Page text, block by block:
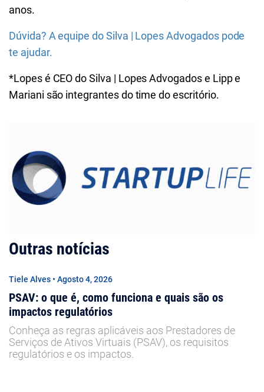
anos.
Dúvida? A equipe do Silva | Lopes Advogados pode
te ajudar.
*Lopes é CEO do Silva | Lopes Advogados e Lipp e
Mariani são integrantes do time do escritório.
Outras notícias
Tiele Alves • Agosto 4, 2026
PSAV: o que é, como funciona e quais são os
impactos regulatórios
Conheça as regras aplicáveis aos Prestadores de
Serviços de Ativos Virtuais (PSAV), os requisitos
regulatórios e os impactos.